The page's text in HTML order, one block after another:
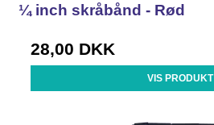
¼ inch skråbånd - Rød
28,00 DKK
VIS PRODUKT